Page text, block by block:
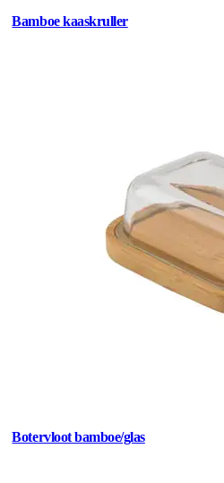
Bamboe kaaskruller
Botervloot bamboe/glas